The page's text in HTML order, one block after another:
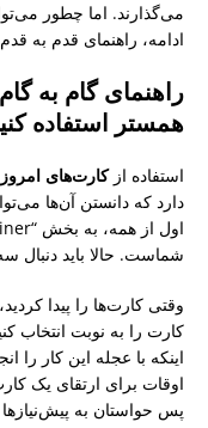
می‌گذارند. اما چطور
ادامه، راهنمای قدم به
راهنمای گام به
همستر استفاده
استفاده ازکارت‌های
دارد که دانستن آن‌ها
شماست. حالا باید دنبال
وقتی کارت‌ها را پیدا
کارت را به نوبت انتخاب
اینکه با عجله این کار را
اوقات برای ارتقای یک
پس حواستان به